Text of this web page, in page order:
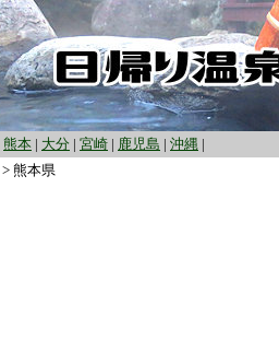
熊本 | 大分 | 宮崎 | 鹿児島 | 沖縄 |
> 熊本県